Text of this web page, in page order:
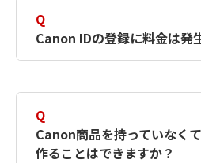
択したサービスから取
簡単に作成できるように
Canon IDの登録フォー
Q
Canon IDの登録に料金は発
Q
Canon商品を持っていなく
作ることはできますか？